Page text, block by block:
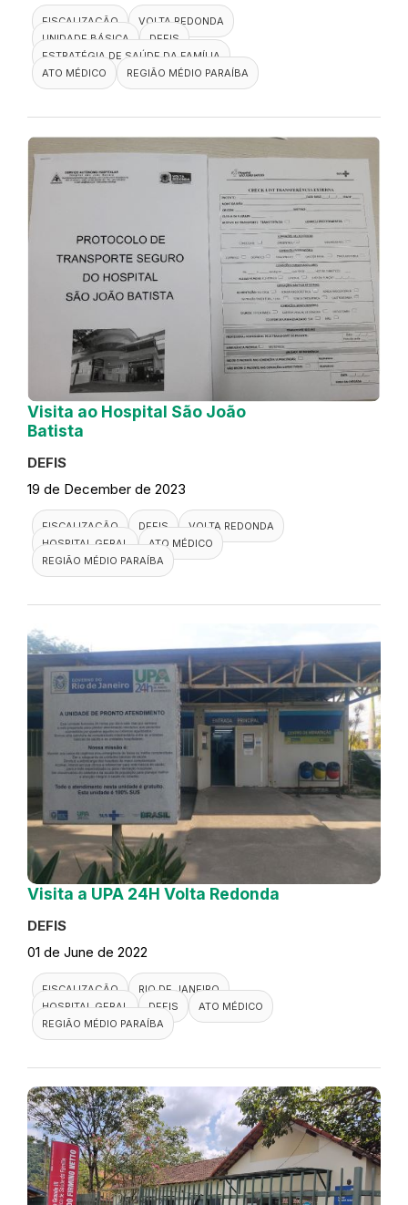
FISCALIZAÇÃO
VOLTA REDONDA
UNIDADE BÁSICA
DEFIS
ESTRATÉGIA DE SAÚDE DA FAMÍLIA
ATO MÉDICO
REGIÃO MÉDIO PARAÍBA
Visita ao Hospital São João
Batista
DEFIS
19 de December de 2023
FISCALIZAÇÃO DEFIS
VOLTA REDONDA
HOSPITAL GERAL
ATO MÉDICO
REGIÃO MÉDIO PARAÍBA
Visita a UPA 24H Volta Redonda
DEFIS
01 de June de 2022
FISCALIZAÇÃO
RIO DE JANEIRO
HOSPITAL GERAL
DEFIS
ATO MÉDICO
REGIÃO MÉDIO PARAÍBA